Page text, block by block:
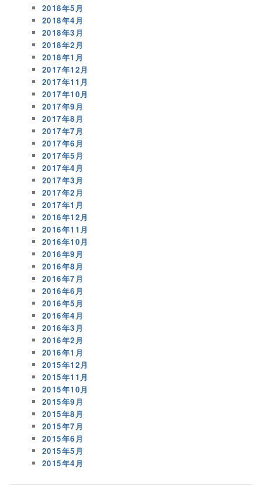
2018年5月
2018年4月
2018年3月
2018年2月
2018年1月
2017年12月
2017年11月
2017年10月
2017年9月
2017年8月
2017年7月
2017年6月
2017年5月
2017年4月
2017年3月
2017年2月
2017年1月
2016年12月
2016年11月
2016年10月
2016年9月
2016年8月
2016年7月
2016年6月
2016年5月
2016年4月
2016年3月
2016年2月
2016年1月
2015年12月
2015年11月
2015年10月
2015年9月
2015年8月
2015年7月
2015年6月
2015年5月
2015年4月